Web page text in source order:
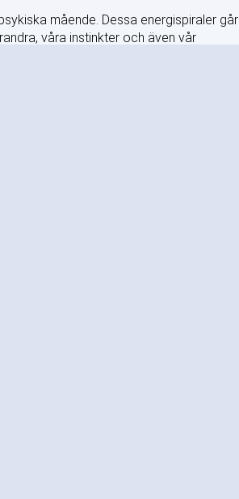
mående. Dessa energispiraler går
våra instinkter och även vår